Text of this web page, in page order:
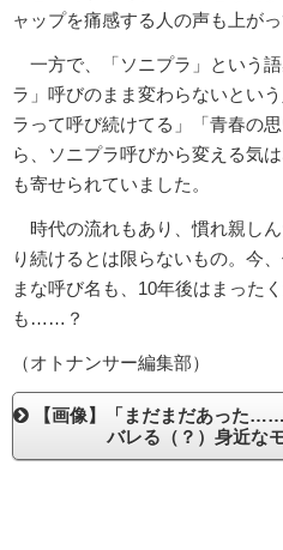
ャップを痛感する人の声も上がっ
一方で、「ソニプラ」という
ラ」呼びのまま変わらないとい
ラって呼び続けてる」「青春の
ら、ソニプラ呼びから変える気
も寄せられていました。
時代の流れもあり、慣れ親し
り続けるとは限らないもの。今
まな呼び名も、10年後はまった
も……？
（オトナンサー編集部）
【画像】「まだまだあった
バレる（？）身近な